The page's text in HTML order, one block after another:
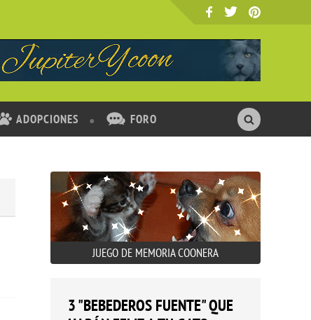
ADOPCIONES FORO
JUEGO DE MEMORIA COONERA
3 "BEBEDEROS FUENTE" QUE